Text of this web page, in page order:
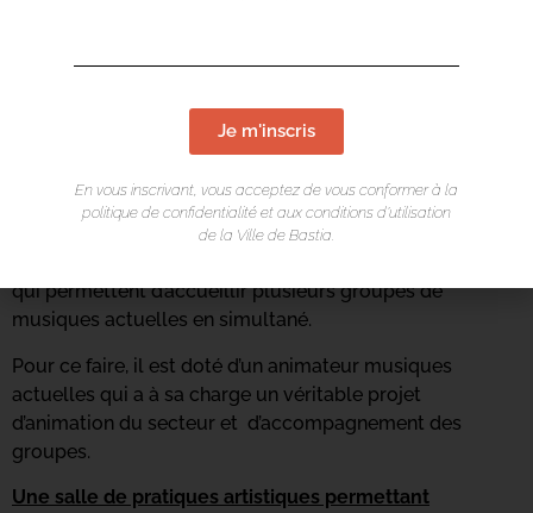
Espace animation – médiation
Il est composé d’une salle de travail en groupe ou de
réunion qui permet d’assurer des animations.
Les studios de répétition, soutien aux musiques
actuelles
qui permettent d’accueillir plusieurs groupes de
musiques actuelles en simultané.
Pour ce faire, il est doté d’un animateur musiques
actuelles qui a à sa charge un véritable projet
d’animation du secteur et d’accompagnement des
groupes.
Une salle de pratiques artistiques permettant
Je m'inscris
En vous inscrivant, vous acceptez de vous conformer à la
politique de confidentialité et aux conditions d’utilisation
de la Ville de Bastia.